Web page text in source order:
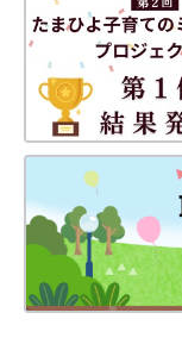
始に陣痛が始まった
ichi 本当にそうで
よりによって連休
連休におなかの張
待ったので、とても
る予定でスケジュ
いほうがいいと判
い、手術の日を迎
当日は手術室に行
言ったように小児科